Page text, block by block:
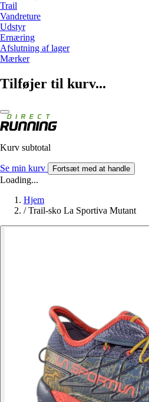
Trail
Vandreture
Udstyr
Ernæring
Afslutning af lager
Mærker
Tilføjer til kurv...
Kurv subtotal
Se min kurv Fortsæt med at handle
Loading...
Hjem
/ Trail-sko La Sportiva Mutant